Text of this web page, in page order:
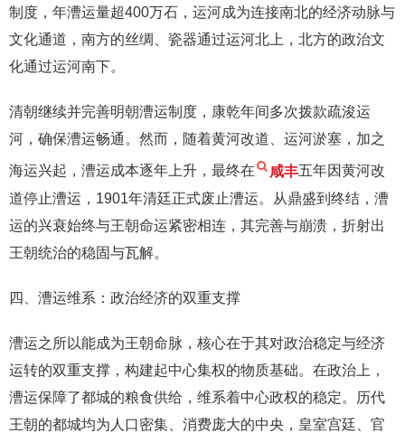
制度，年漕运量超400万石，运河成为连接南北的经济动脉与
文化通道，南方的丝绸、瓷器通过运河北上，北方的政治文
化通过运河南下。
清朝继续并完善明朝漕运制度，康乾年间多次拨款疏浚运
河，确保漕运畅通。然而，随着黄河改道、运河淤塞，加之
海运兴起，漕运成本逐年上升，最终在 咸丰五年因黄河改
道停止漕运，1901年清廷正式废止漕运。从鼎盛到终结，漕
运的兴衰始终与王朝命运紧密相连，其完善与崩溃，折射出
王朝统治的稳固与瓦解。
四、漕运维系：政治经济的双重支撑
漕运之所以能成为王朝命脉，核心在于其对政治稳定与经济
运转的双重支撑，构建起中心集权的物质基础。在政治上，
漕运保障了都城的粮食供给，维系着中心政权的稳定。历代
王朝的都城均为人口密集、消费庞大的中央，皇室宫廷、官